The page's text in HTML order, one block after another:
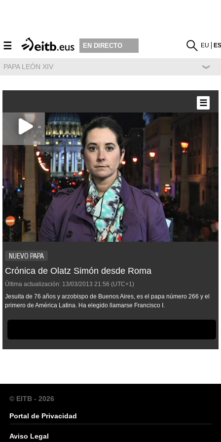
☰ EN DIRECTO EU
PAPA LEÓN XIV
NUEVO PAPA
Crónica de Olatz Simón desde Roma
Última actualización: 13/03/2013 21:56 (UTC+1)
Jesuita de 76 años y arzobispo de Buenos Aires, es el papa número 266 y el
primero de América Latina. Ha elegido llamarse Francisco I.
☰
© EITB - 2026
Portal de Privacidad
Aviso Legal